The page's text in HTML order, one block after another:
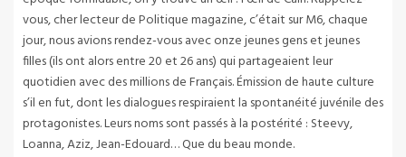
vous, cher lecteur de Politique magazine, c’était sur M6, chaque
jour, nous avions rendez-vous avec onze jeunes gens et jeunes
filles (ils ont alors entre 20 et 26 ans) qui partageaient leur
quotidien avec des millions de Français.Émission de haute culture
s’il en fut, dont les dialogues respiraient la spontanéité juvénile des
protagonistes. Leurs noms sont passés à la postérité : Steevy,
Loanna, Aziz, Jean-Edouard… Que du beau monde.